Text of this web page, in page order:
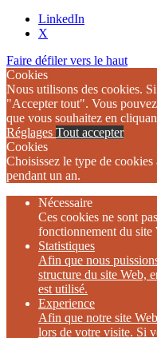
LinkedIn
X
Faire défiler vers le haut
Cookies
Nous utilisons des cookies.
"Accepter tout". Vous
que vous souhaitez en
Réglages Tout accepter
Cookies
Choisissez le type de
pendant un an.
Nécessaire
Ces cookies ne sont
fonctionnement du site
Statistiques
Afin que nous
structure du site Web,
est utilisé.
Experience
Afin que notre site
lors de votre visite. Si